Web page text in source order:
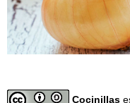
Cocinillas